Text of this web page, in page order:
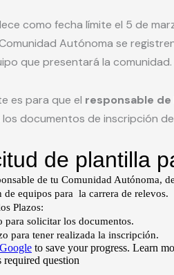
como fecha límite el 5 de
Autónoma se
que presentará la comunidad.
es para que el responsable
documentos de inscripción